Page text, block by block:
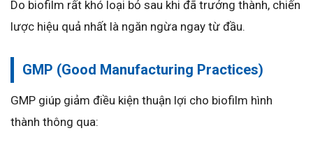
Do biofilm rất khó loại bỏ sau khi đã trưởng thành, chiến
lược hiệu quả nhất là ngăn ngừa ngay từ đầu.
GMP (Good Manufacturing Practices)
GMP giúp giảm điều kiện thuận lợi cho biofilm hình
thành thông qua: